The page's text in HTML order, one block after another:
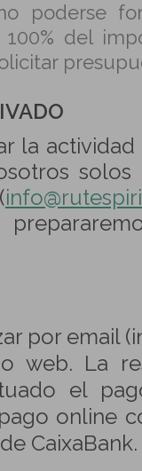
poderse
del
la
solos
por email
web. La
el
online
CaixaBank.